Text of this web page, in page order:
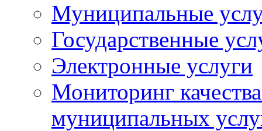
Муниципальные
Государственные
Электронные услуги
Мониторинг
муниципальных